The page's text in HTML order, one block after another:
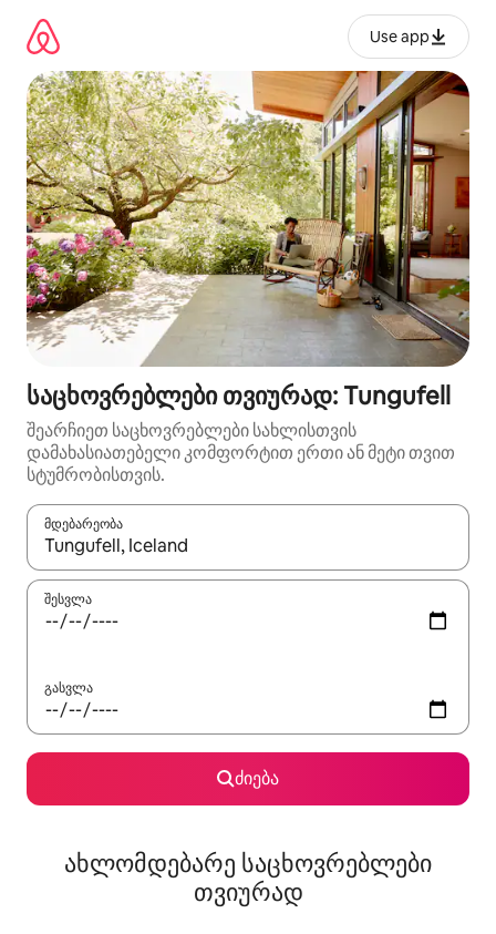
გადასვლა
Use app
საცხოვრებლები თვიურად: Tungufell
შეარჩიეთ საცხოვრებლები სახლისთვის
დამახასიათებელი კომფორტით ერთი ან მეტი თვით
სტუმრობისთვის.
მდებარეობა
როცა შედეგები ხელმისაწვდომი გახდება, ნავიგაციისთვის
შესვლა
გასვლა
ძიება
ახლომდებარე საცხოვრებლები
თვიურად